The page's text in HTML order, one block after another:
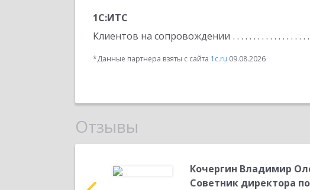
1С:ИТС
Клиентов на сопровождении
*Данные партнера взяты с сайта 1c.ru 09.08.2026
Отзывы
Кочергин Владимир
Советник директора по